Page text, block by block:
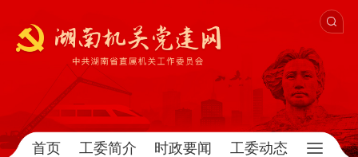
首页 工委简介 时政要闻 工委动态